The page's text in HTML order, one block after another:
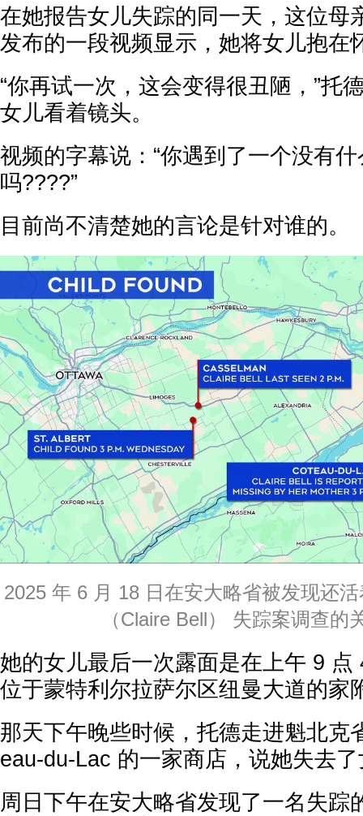
在她报告女儿失踪的同一天，这位母
发布的一段视频显示，她将女儿抱在
“你再试一次，这会变得很丑陋，”托
女儿看着镜头。
视频的字幕说：“你遇到了一个没有
吗????”
目前尚不清楚她的言论是针对谁的。
2025 年 6 月 18 日在安大略省被发现还
（Claire Bell） 失踪案调查的
她的女儿最后一次露面是在上午 9 点
位于蒙特利尔拉萨尔区纽曼大道的家
那天下午晚些时候，托德走进魁北克
eau-du-Lac 的一家商店，说她失去
周日下午在安大略省发现了一名失踪